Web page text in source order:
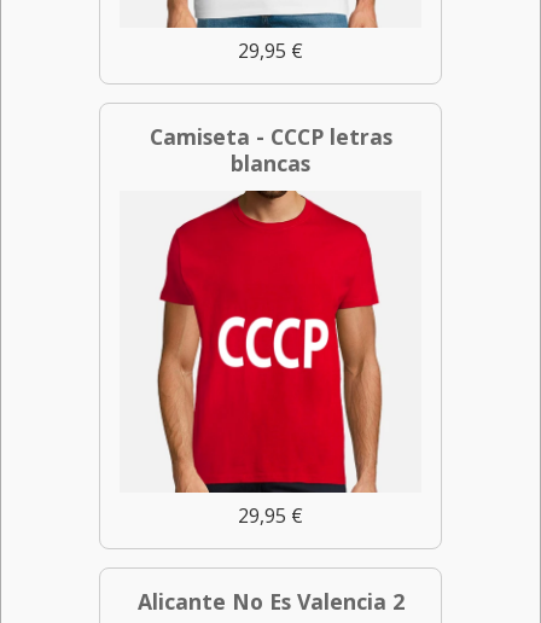
29,95 €
Camiseta - CCCP letras
blancas
29,95 €
Alicante No Es Valencia 2